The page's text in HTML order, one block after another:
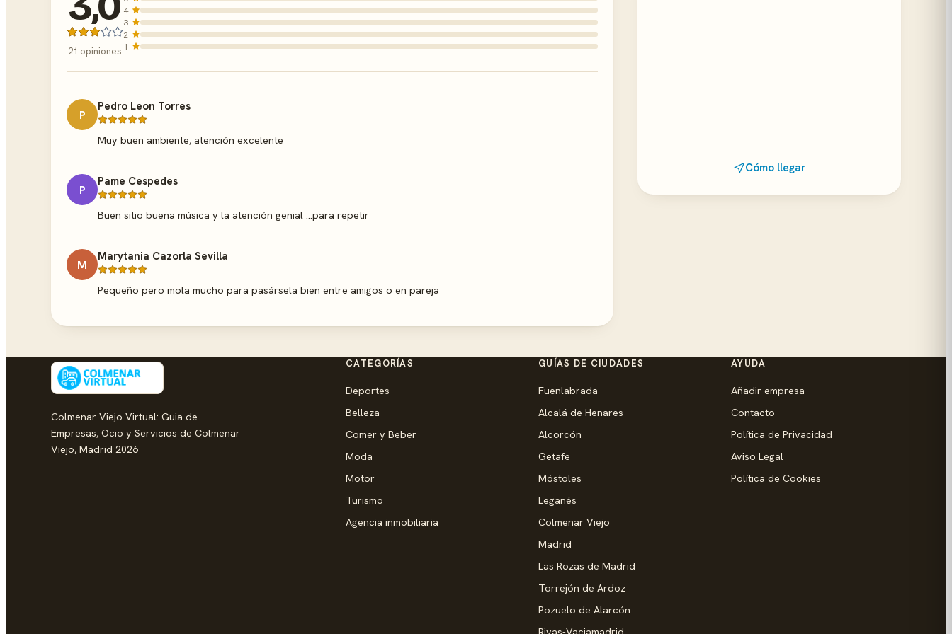
21 opiniones
4
3
2
1
P
Pedro Leon Torres
Muy buen ambiente, atención excelente
P
Pame Cespedes
Buen sitio buena música y la atención genial ...para repetir
M
Marytania Cazorla Sevilla
Pequeño pero mola mucho para pasársela bien entre amigos o en pareja
Cómo llegar
Colmenar Viejo Virtual: Guia de
Empresas, Ocio y Servicios de Colmenar
Viejo, Madrid 2026
CATEGORÍAS
Deportes
Belleza
Comer y Beber
Moda
Motor
Turismo
Agencia inmobiliaria
GUÍAS DE CIUDADES
Fuenlabrada
Alcalá de Henares
Alcorcón
Getafe
Móstoles
Leganés
Colmenar Viejo
Madrid
Las Rozas de Madrid
Torrejón de Ardoz
Pozuelo de Alarcón
AYUDA
Añadir empresa
Contacto
Política de Privacidad
Aviso Legal
Política de Cookies